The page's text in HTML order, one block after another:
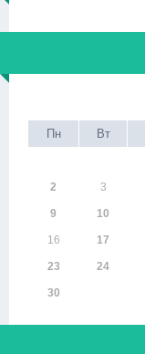
Пн
Вт
2 3
9 10
16 17
23 24
30